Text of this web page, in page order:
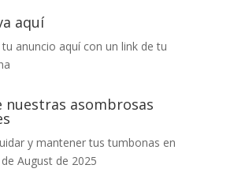
aquí
anuncio aquí con un link de tu
nuestras asombrosas
y mantener tus tumbonas en
August de 2025